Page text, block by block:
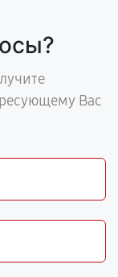
Вас